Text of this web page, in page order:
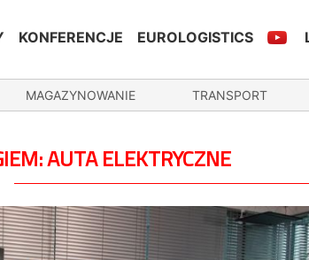
KONFERENCJE EUROLOGISTICS
MAGAZYNOWANIE TRANSPORT
AUTA ELEKTRYCZNE